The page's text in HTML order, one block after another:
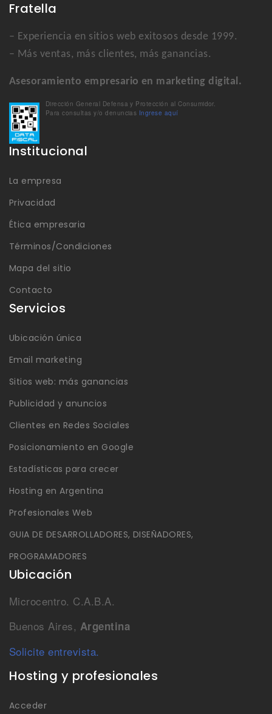
Fratella
– Experiencia en sitios web exitosos desde 1999.
– Más ventas, más clientes, más ganancias.
Asesoramiento empresario en marketing digital.
Dirección General Defensa y Protección al Consumidor.
Para consultas y/o denuncias Ingrese aquí
Institucional
La empresa
Privacidad
Ética empresaria
Términos/Condiciones
Mapa del sitio
Contacto
Servicios
Ubicación única
Email marketing
Sitios web: más ganancias
Publicidad y anuncios
Clientes en Redes Sociales
Posicionamiento en Google
Estadísticas para crecer
Hosting en Argentina
Profesionales Web
GUIA DE DESARROLLADORES, DISEÑADORES,
PROGRAMADORES
Ubicación
Microcentro. C.A.B.A.
Buenos Aires, Argentina
Solicite entrevista.
Hosting y profesionales
Acceder